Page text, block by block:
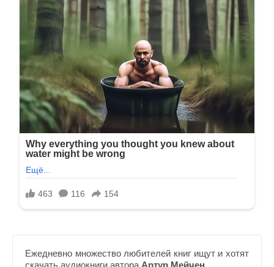
Ежедневно множество любителей книг ищут и хотят